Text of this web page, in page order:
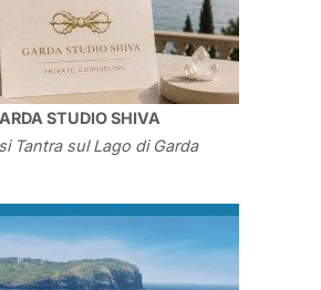
STUDIO SHIVA
Tantra sul Lago di Garda